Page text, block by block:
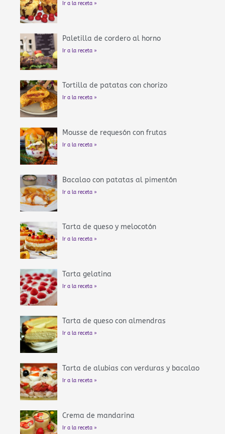
Ir a la receta »
Paletilla de cordero al horno
Ir a la receta »
Tortilla de patatas con chorizo
Ir a la receta »
Mousse de requesón con frutas
Ir a la receta »
Bacalao con patatas al pimentón
Ir a la receta »
Tarta de queso y melocotón
Ir a la receta »
Tarta gelatina
Ir a la receta »
Tarta de queso con almendras
Ir a la receta »
Tarta de alubias con verduras y bacalao
Ir a la receta »
Crema de mandarina
Ir a la receta »